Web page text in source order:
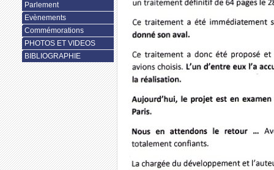
Parlement
Evènements
Commémorations
PHOTOS ET VIDEOS
BIBLIOGRAPHIE